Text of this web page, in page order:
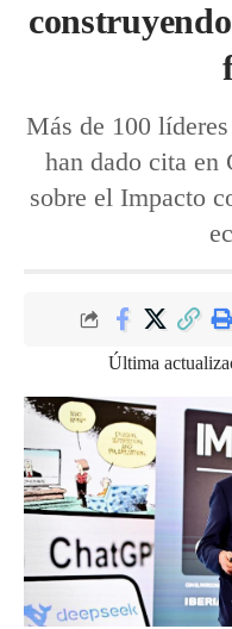
Más de 100
han dado cita en
sobre el Impacto
Última